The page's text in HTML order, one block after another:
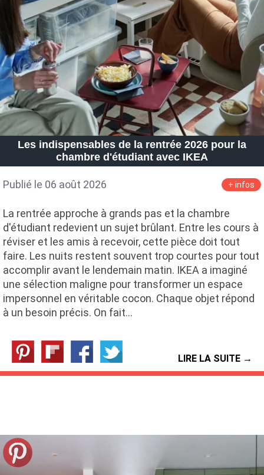
Les indispensables de la rentrée 2026 pour la
chambre d'étudiant avec IKEA
Publié le 06 août 2026 + infos
La rentrée approche à grands pas et la chambre
d'étudiant redevient un sujet brûlant. Entre les cours à
réviser et les amis à recevoir, cette pièce doit tout
faire. Les nuits restent souvent trop courtes pour tout
accomplir avant le lendemain matin. IKEA a imaginé
une sélection maligne pour transformer un espace
impersonnel en véritable cocon. Chaque objet répond
à un besoin précis. On fait…
LIRE LA SUITE →